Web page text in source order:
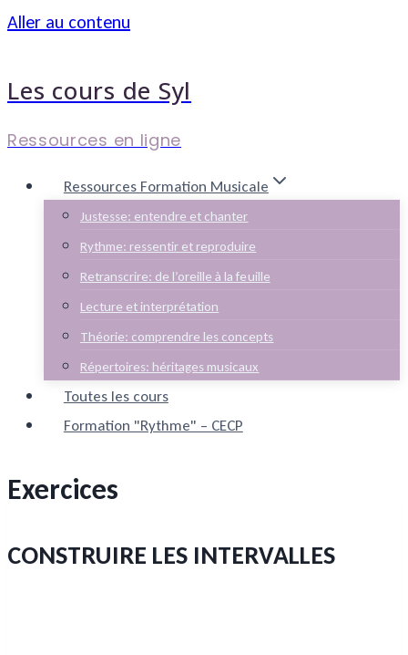
Aller au contenu
Les cours de Syl
Ressources en ligne
Ressources Formation Musicale
Justesse: entendre et chanter
Rythme: ressentir et reproduire
Retranscrire: de l’oreille à la feuille
Lecture et interprétation
Théorie: comprendre les concepts
Répertoires: héritages musicaux
Toutes les cours
Formation "Rythme" – CECP
Exercices
CONSTRUIRE LES INTERVALLES